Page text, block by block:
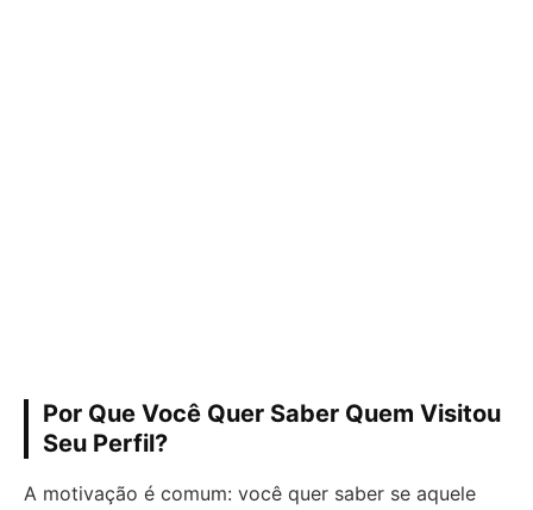
Por Que Você Quer Saber Quem Visitou
Seu Perfil?
A motivação é comum: você quer saber se aquele